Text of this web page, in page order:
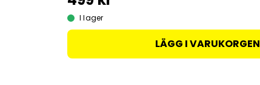
I lager
LÄGG I VARUKORGEN